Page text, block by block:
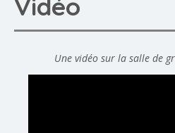
Vidéo
Une vidéo sur la salle de